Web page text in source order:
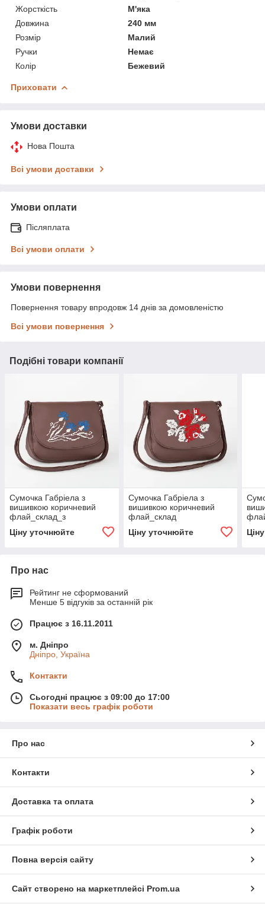
Жорсткість
М'яка
Довжина
240 мм
Розмір
Малий
Ручки
Немає
Колір
Бежевий
Приховати
Умови доставки
Нова Пошта
Всі умови доставки
Умови оплати
Післяплата
Всі умови оплати
Умови повернення
Повернення товару впродовж 14 днів за домовленістю
Всі умови повернення
Подібні товари компанії
Сумочка Габріела з
вишивкою коричневий
флай_склад_з
Ціну уточнюйте
Сумочка Габріела з
вишивкою коричневий
флай_склад
Ціну уточнюйте
Про нас
Рейтинг не сформований
Менше 5 відгуків за останній рік
Працює з 16.11.2011
м. Дніпро
Дніпро, Україна
Контакти
Сьогодні працює з 09:00 до 17:00
Показати весь графік роботи
Про нас
Контакти
Доставка та оплата
Графік роботи
Повна версія сайту
Сайт створено на маркетплейсі Prom.ua